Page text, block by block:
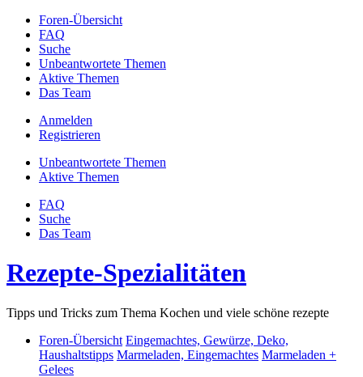
Foren-Übersicht
FAQ
Suche
Unbeantwortete Themen
Aktive Themen
Das Team
Anmelden
Registrieren
Unbeantwortete Themen
Aktive Themen
FAQ
Suche
Das Team
Rezepte-Spezialitäten
Tipps und Tricks zum Thema Kochen und viele schöne rezepte
Foren-Übersicht Eingemachtes, Gewürze, Deko,
Haushaltstipps Marmeladen, Eingemachtes Marmeladen +
Gelees